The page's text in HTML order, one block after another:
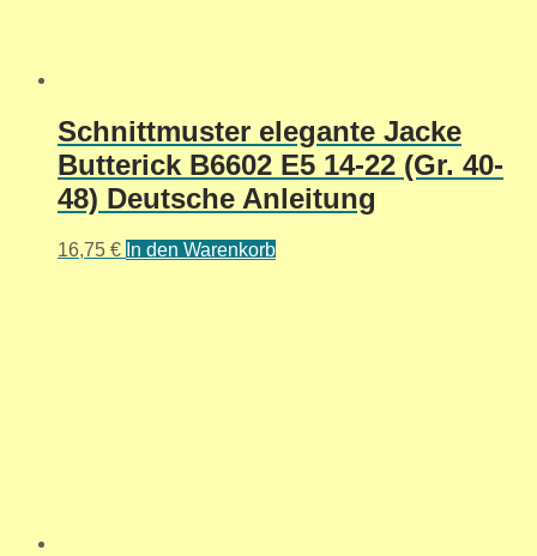
Schnittmuster elegante Jacke
Butterick B6602 E5 14-22 (Gr. 40-
48) Deutsche Anleitung
16,75 € In den Warenkorb